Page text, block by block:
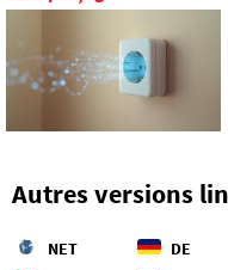
Autres versions
NET DE